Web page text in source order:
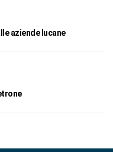
aziende lucane